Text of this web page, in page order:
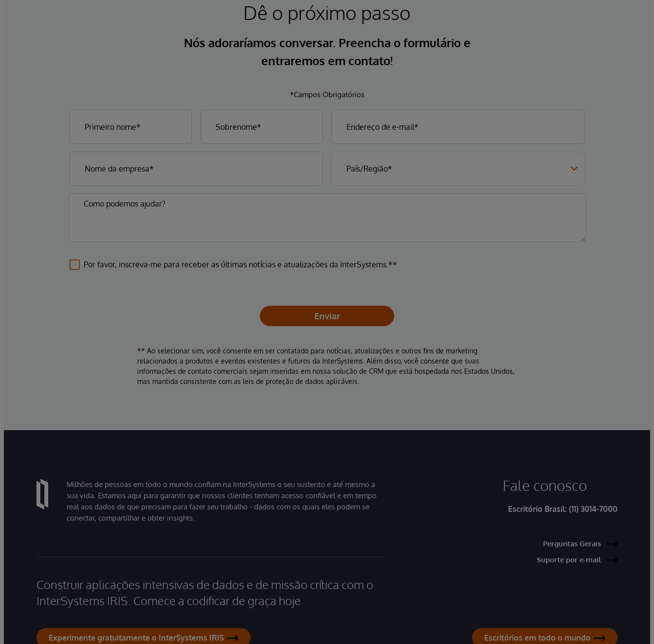
Dê o próximo passo
Nós adoraríamos conversar. Preencha o formulário e
entraremos em contato!
*Campos Obrigatórios
Por favor, inscreva-me para receber as últimas notícias e atualizações da InterSystems.**
Enviar
** Ao selecionar sim, você consente em ser contatado para notícias, atualizações e outros fins de marketing
relacionados a produtos e eventos existentes e futuros da InterSystems. Além disso, você consente que suas
informações de contato comerciais sejam inseridas em nossa solução de CRM que está hospedada nos Estados Unidos,
mas mantida consistente com as leis de proteção de dados aplicáveis.
Milhões de pessoas em todo o mundo confiam na InterSystems o seu sustento e até mesmo a
sua vida. Estamos aqui para garantir que nossos clientes tenham acesso confiável e em tempo
real aos dados de que precisam para fazer seu trabalho - dados com os quais eles podem se
conectar, compartilhar e obter insights.
Construir aplicações intensivas de dados e de missão crítica com o
InterSystems IRIS. Comece a codificar de graça hoje.
Experimente gratuitamente o InterSystems IRIS
Fale conosco
Escritório Brasil: (11) 3014-7000
Perguntas Gerais
Suporte por e-mail
Escritórios em todo o mundo